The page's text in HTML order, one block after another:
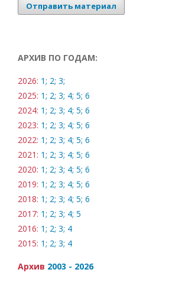
Отправить материал
АРХИВ ПО ГОДАМ:
2026: 1; 2; 3;
2025: 1; 2; 3; 4; 5; 6
2024: 1; 2; 3; 4; 5; 6
2023: 1; 2; 3; 4; 5; 6
2022: 1; 2; 3; 4; 5; 6
2021: 1; 2; 3; 4; 5; 6
2020: 1; 2; 3; 4; 5; 6
2019: 1; 2; 3; 4; 5; 6
2018: 1; 2; 3; 4; 5; 6
2017: 1; 2; 3; 4; 5
2016: 1; 2; 3; 4
2015: 1; 2; 3; 4
Архив 2003 - 2026